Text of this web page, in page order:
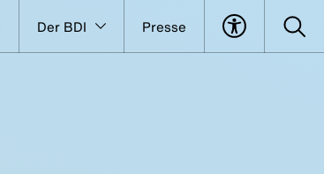
Der BDI Presse